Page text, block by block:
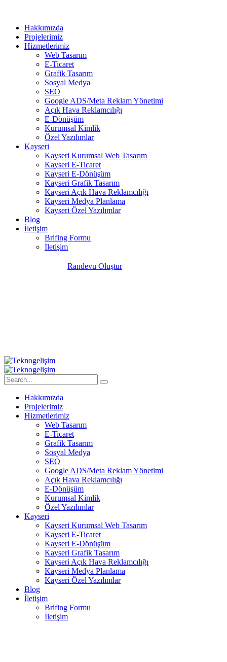
Hakkımızda
Projelerimiz
Hizmetlerimiz
Web Tasarım
E-Ticaret
Grafik Tasarım
Sosyal Medya
SEO
Google ADS/Meta Reklam Yönetimi
Açık Hava Reklamcılığı
E-Dönüşüm
Kurumsal Kimlik
Özel Yazılımlar
Kayseri
Kayseri Kurumsal Web Tasarım
Kayseri E-Ticaret
Kayseri E-Dönüşüm
Kayseri Grafik Tasarım
Kayseri Açık Hava Reklamcılığı
Kayseri Medya Planlama
Kayseri Özel Yazılımlar
Blog
İletişim
Brifing Formu
İletişim
Randevu Oluştur
Hakkımızda
Projelerimiz
Hizmetlerimiz
Web Tasarım
E-Ticaret
Grafik Tasarım
Sosyal Medya
SEO
Google ADS/Meta Reklam Yönetimi
Açık Hava Reklamcılığı
E-Dönüşüm
Kurumsal Kimlik
Özel Yazılımlar
Kayseri
Kayseri Kurumsal Web Tasarım
Kayseri E-Ticaret
Kayseri E-Dönüşüm
Kayseri Grafik Tasarım
Kayseri Açık Hava Reklamcılığı
Kayseri Medya Planlama
Kayseri Özel Yazılımlar
Blog
İletişim
Brifing Formu
İletişim